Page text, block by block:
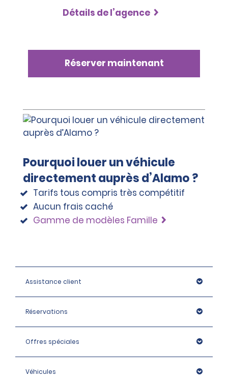
Détails de l’agence
Réserver maintenant
Pourquoi louer un véhicule
directement auprès d’Alamo ?
Tarifs tous compris très compétitif
Aucun frais caché
Gamme de modèles Famille
Assistance client
Réservations
Offres spéciales
Véhicules